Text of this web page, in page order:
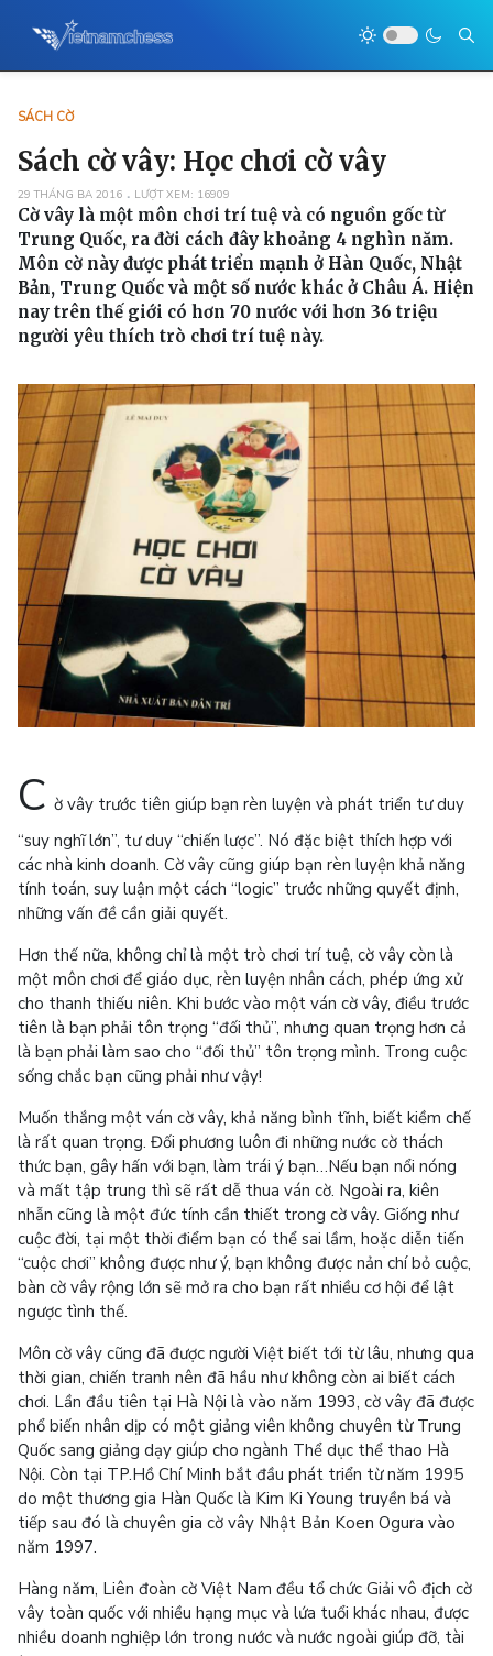
SÁCH CỜ
Sách cờ vây: Học chơi cờ vây
29 THÁNG BA 2016 LƯỢT XEM: 16909
Cờ vây là một môn chơi trí tuệ và có nguồn gốc từ
Trung Quốc, ra đời cách đây khoảng 4 nghìn năm.
Môn cờ này được phát triển mạnh ở Hàn Quốc, Nhật
Bản, Trung Quốc và một số nước khác ở Châu Á. Hiện
nay trên thế giới có hơn 70 nước với hơn 36 triệu
người yêu thích trò chơi trí tuệ này.
C ờ vây trước tiên giúp bạn rèn luyện và phát triển tư duy
“suy nghĩ lớn”, tư duy “chiến lược”. Nó đặc biệt thích hợp với
các nhà kinh doanh. Cờ vây cũng giúp bạn rèn luyện khả năng
tính toán, suy luận một cách “logic” trước những quyết định,
những vấn đề cần giải quyết.
Hơn thế nữa, không chỉ là một trò chơi trí tuệ, cờ vây còn là
một môn chơi để giáo dục, rèn luyện nhân cách, phép ứng xử
cho thanh thiếu niên. Khi bước vào một ván cờ vây, điều trước
tiên là bạn phải tôn trọng “đối thủ”, nhưng quan trọng hơn cả
là bạn phải làm sao cho “đối thủ” tôn trọng mình. Trong cuộc
sống chắc bạn cũng phải như vậy!
Muốn thắng một ván cờ vây, khả năng bình tĩnh, biết kiềm chế
là rất quan trọng. Đối phương luôn đi những nước cờ thách
thức bạn, gây hấn với bạn, làm trái ý bạn…Nếu bạn nổi nóng
và mất tập trung thì sẽ rất dễ thua ván cờ. Ngoài ra, kiên
nhẫn cũng là một đức tính cần thiết trong cờ vây. Giống như
cuộc đời, tại một thời điểm bạn có thể sai lầm, hoặc diễn tiến
“cuộc chơi” không được như ý, bạn không được nản chí bỏ cuộc,
bàn cờ vây rộng lớn sẽ mở ra cho bạn rất nhiều cơ hội để lật
ngược tình thế.
Môn cờ vây cũng đã được người Việt biết tới từ lâu, nhưng qua
thời gian, chiến tranh nên đã hầu như không còn ai biết cách
chơi. Lần đầu tiên tại Hà Nội là vào năm 1993, cờ vây đã được
phổ biến nhân dịp có một giảng viên không chuyên từ Trung
Quốc sang giảng dạy giúp cho ngành Thể dục thể thao Hà
Nội. Còn tại TP.Hồ Chí Minh bắt đầu phát triển từ năm 1995
do một thương gia Hàn Quốc là Kim Ki Young truyền bá và
tiếp sau đó là chuyên gia cờ vây Nhật Bản Koen Ogura vào
năm 1997.
Hàng năm, Liên đoàn cờ Việt Nam đều tổ chức Giải vô địch cờ
vây toàn quốc với nhiều hạng mục và lứa tuổi khác nhau, được
nhiều doanh nghiệp lớn trong nước và nước ngoài giúp đỡ, tài